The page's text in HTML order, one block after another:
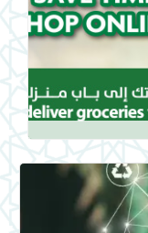
الاتحاد ومؤسَّسة
راشد آل مكتوم
المبادرات